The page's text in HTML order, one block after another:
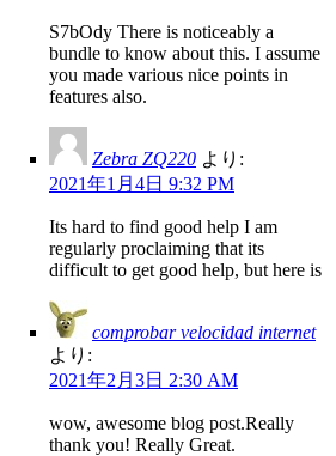
S7bOdy There is noticeably a
bundle to know about this. I assume
you made various nice points in
features also.
Zebra ZQ220 より:
2021年1月4日 9:32 PM
Its hard to find good help I am
regularly proclaiming that its
difficult to get good help, but here is
comprobar velocidad internet
より:
2021年2月3日 2:30 AM
wow, awesome blog post.Really
thank you! Really Great.